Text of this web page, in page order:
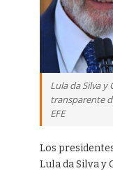
Lula da Silva
transparente
EFE
Los
Lula da Silva y